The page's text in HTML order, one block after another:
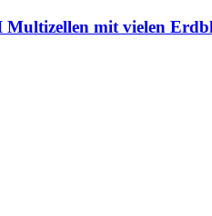
Multizellen mit vielen